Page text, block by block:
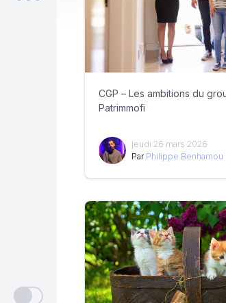
CGP – Les ambitions du
Patrimmofi
jeudi 26 mars 2026
Par Philippe Benhamou